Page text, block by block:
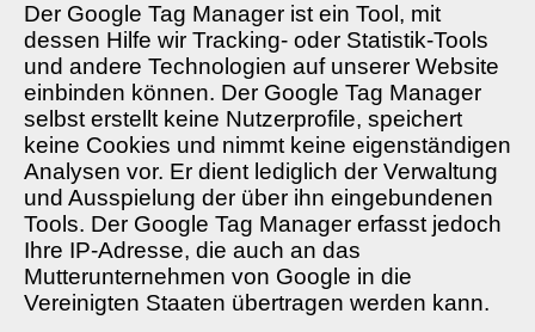
Der Google Tag Manager ist ein Tool, mit
dessen Hilfe wir Tracking- oder Statistik-Tools
und andere Technologien auf unserer Website
einbinden können. Der Google Tag Manager
selbst erstellt keine Nutzerprofile, speichert
keine Cookies und nimmt keine eigenständigen
Analysen vor. Er dient lediglich der Verwaltung
und Ausspielung der über ihn eingebundenen
Tools. Der Google Tag Manager erfasst jedoch
Ihre IP-Adresse, die auch an das
Mutterunternehmen von Google in die
Vereinigten Staaten übertragen werden kann.